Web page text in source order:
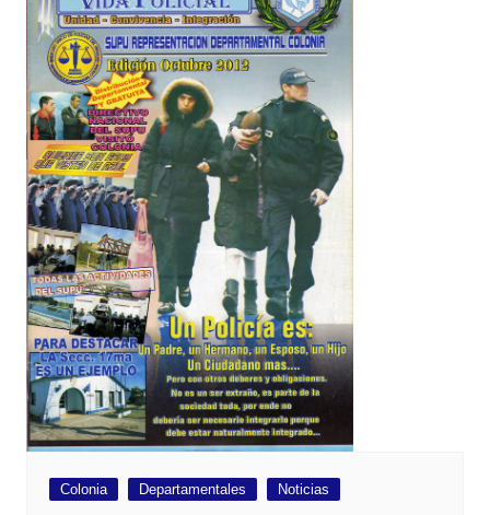
Colonia Departamentales Noticias